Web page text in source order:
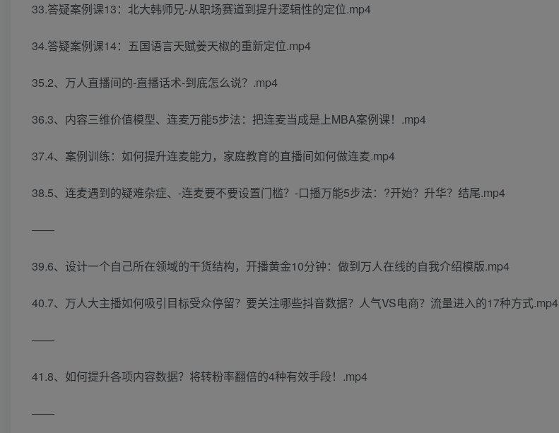
33.答疑案例课13：北大韩师兄-从职场赛道到提升逻辑性的定位.mp4
34.答疑案例课14：五国语言天赋姜天椒的重新定位.mp4
35.2、万人直播间的-直播话术-到底怎么说？.mp4
36.3、内容三维价值模型、连麦万能5步法：把连麦当成是上MBA案例课！.mp4
37.4、案例训练：如何提升连麦能力，家庭教育的直播间如何做连麦.mp4
38.5、连麦遇到的疑难杂症、-连麦要不要设置门槛？-口播万能5步法：?开始？升华？结尾.mp4
――
39.6、设计一个自己所在领域的干货结构，开播黄金10分钟：做到万人在线的自我介绍模版.mp4
40.7、万人大主播如何吸引目标受众停留？要关注哪些抖音数据？人气VS电商？流量进入的17种方式.mp4
――
41.8、如何提升各项内容数据？将转粉率翻倍的4种有效手段！.mp4
――